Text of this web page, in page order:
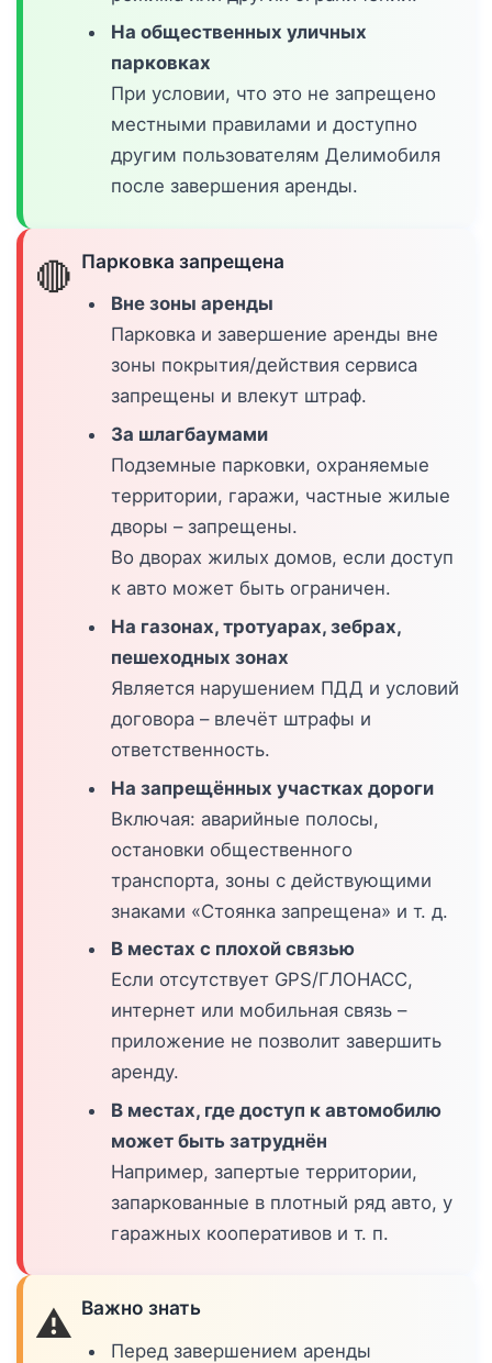
На общественных уличных
парковках
При условии, что это не запрещено
местными правилами и доступно
другим пользователям Делимобиля
после завершения аренды.
🔴 Парковка запрещена
Вне зоны аренды
Парковка и завершение аренды вне
зоны покрытия/действия сервиса
запрещены и влекут штраф.
За шлагбаумами
Подземные парковки, охраняемые
территории, гаражи, частные жилые
дворы – запрещены.
Во дворах жилых домов, если доступ
к авто может быть ограничен.
На газонах, тротуарах, зебрах,
пешеходных зонах
Является нарушением ПДД и условий
договора – влечёт штрафы и
ответственность.
На запрещённых участках дороги
Включая: аварийные полосы,
остановки общественного
транспорта, зоны с действующими
знаками «Стоянка запрещена» и т. д.
В местах с плохой связью
Если отсутствует GPS/ГЛОНАСС,
интернет или мобильная связь –
приложение не позволит завершить
аренду.
В местах, где доступ к автомобилю
может быть затруднён
Например, запертые территории,
запаркованные в плотный ряд авто, у
гаражных кооперативов и т. п.
⚠️ Важно знать
Перед завершением аренды